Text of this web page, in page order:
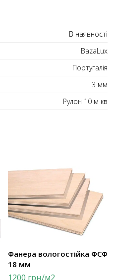
В наявності
BazaLux
Португалія
3 мм
Рулон 10 м кв
Фанера вологостійка ФСФ
18 мм
1200 грн/м2